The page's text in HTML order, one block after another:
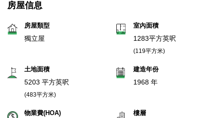
房屋信息
房屋類型
獨立屋
室內面積
1283平方英呎
(119平方米)
土地面積
5203 平方英呎
(483平方米)
建造年份
1968 年
物業費(HOA) 樓層